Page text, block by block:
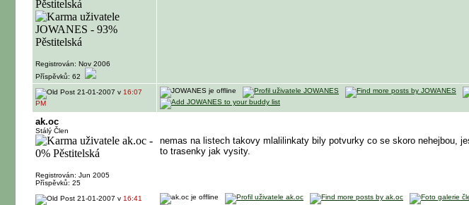
Registrován: Nov 2006
Příspěvků: 62
21-01-2007 v 16:07
PM
ak.oc
Stálý Člen
Registrován: Jun 2005
Příspěvků: 25
nemas na listech takovy mlalilinkaty bily potvurky co se skoro nehejbou,
to trasenky jak vysity.
21-01-2007 v 16:41